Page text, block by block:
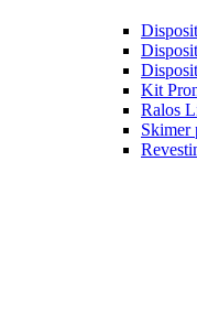
Kit
Ralos
Skimer